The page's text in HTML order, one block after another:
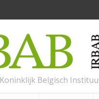
Koninklijk Belgisch